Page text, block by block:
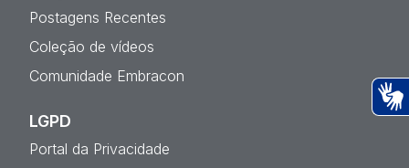
Postagens Recentes
Coleção de vídeos
Comunidade Embracon
LGPD
Portal da Privacidade